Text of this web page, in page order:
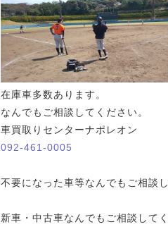
在庫車多数あります。
なんでもご相談してください。
車買取りセンターナポレオン
092-461-0005
不要になった車等なんでもご相談
新車・中古車なんでもご相談して